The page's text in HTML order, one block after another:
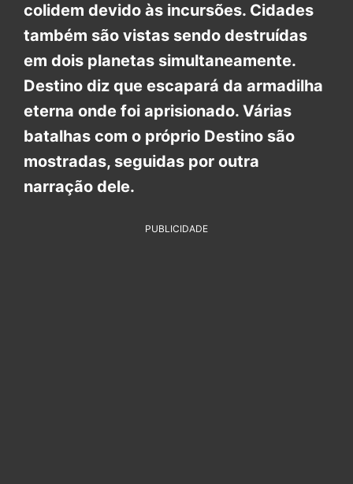
colidem devido às incursões. Cidades
também são vistas sendo destruídas
em dois planetas simultaneamente.
Destino diz que escapará da armadilha
eterna onde foi aprisionado. Várias
batalhas com o próprio Destino são
mostradas, seguidas por outra
narração dele.
PUBLICIDADE